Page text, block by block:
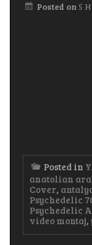
Posted on 5
Posted in
anatolian
Cover,
Psychedelic
Psychedelic
video montaj,